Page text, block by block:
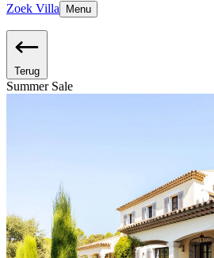
Zoek Villa Menu
Terug
Summer Sale